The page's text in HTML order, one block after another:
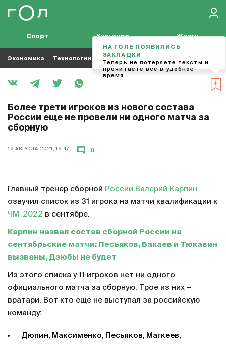
Спорт Культура Жизнь
Экономика Технологии Кино Футбол
Более трети игроков из нового состава
России еще не провели ни одного матча за
сборную
16 АВГУСТА 2021, 16:47 0
Главный тренер сборной России Валерий Карпин
озвучил список из 31 игрока на матчи квалификации к
ЧМ-2022 в сентябре.
Карпин назвал состав сборной России на
сентябрьские матчи: Песьяков, Бакаев и Тюкавин
вызваны, Дзюбы не будет
Из этого списка у 11 игроков нет ни одного
официального матча за сборную. Трое из них –
вратари. Вот кто еще не выступал за российскую
команду:
Дюпин, Максименко, Песьяков, Магкеев,
НА ГОЛЕ ПОЯВИЛИСЬ
ЗАКЛАДКИ
Теперь не потеряете тексты и
прочитаете все в удобное
время